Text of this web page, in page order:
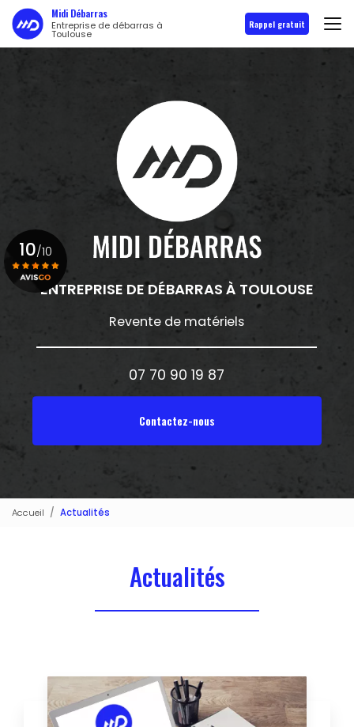
Aller
au
contenu
principal
Midi Débarras
Entreprise de débarras à
Toulouse
Rappel gratuit
ENTREPRISE DE DÉBARRAS À TOULOUSE
Revente de matériels
07 70 90 19 87
Contactez-nous
10/10
Accueil Actualités
Actualités